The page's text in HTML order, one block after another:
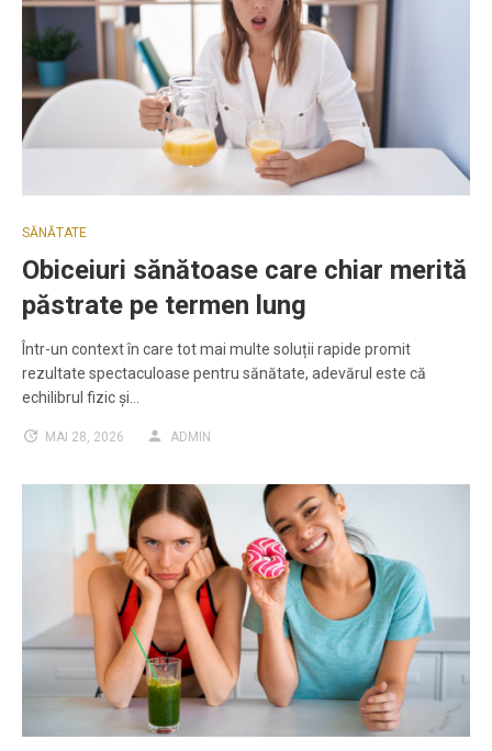
SĂNĂTATE
Obiceiuri sănătoase care chiar merită
păstrate pe termen lung
Într-un context în care tot mai multe soluții rapide promit
rezultate spectaculoase pentru sănătate, adevărul este că
echilibrul fizic și…
MAI 28, 2026 ADMIN